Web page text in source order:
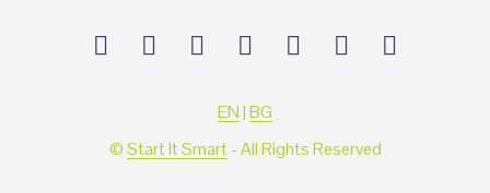
EN|BG
©Start It Smart- All Rights Reserved